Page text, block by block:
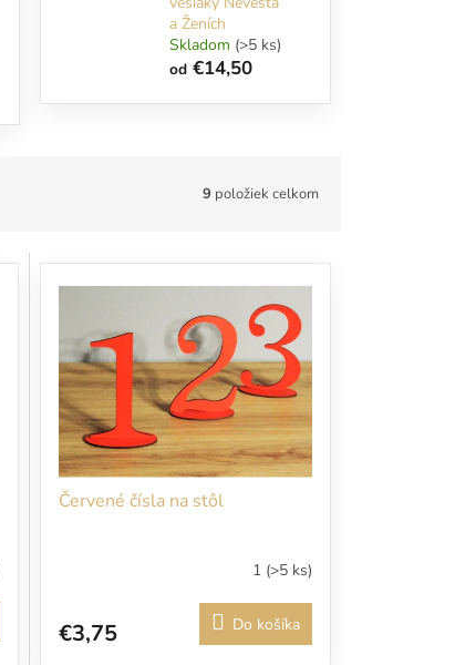
a Ženích
Skladom (>5 ks)
od€14,50
9 položiek celkom
Červené čísla na stôl
1 (>5 ks)
€3,75 Do košíka